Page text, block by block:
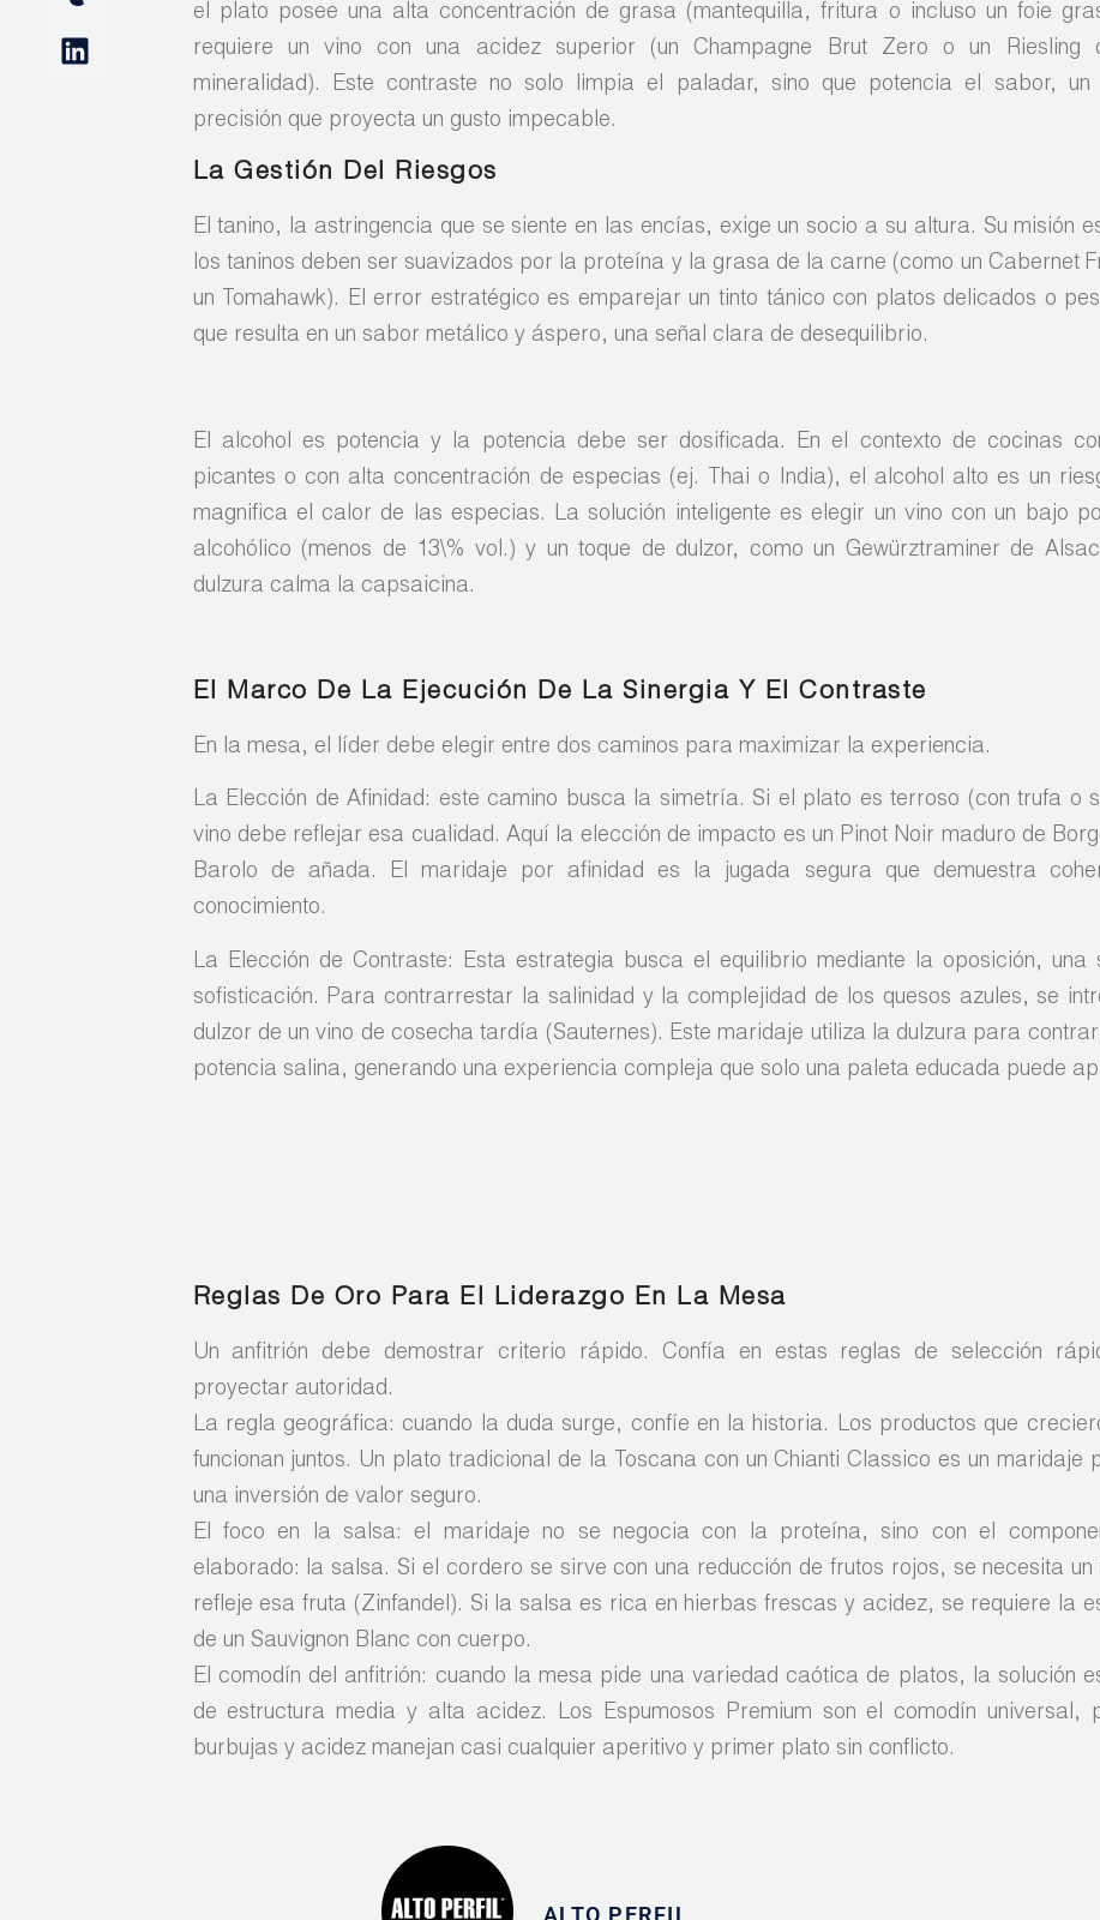
el plato posee una alta concentración de grasa (mantequilla, fritura o incluso un foie
requiere un vino con una acidez superior (un Champagne Brut Zero o un Riesling
mineralidad). Este contraste no solo limpia el paladar, sino que potencia el sabor, un
precisión que proyecta un gusto impecable.
La Gestión Del Riesgos
El tanino, la astringencia que se siente en las encías, exige un socio a su altura. Su misión
los taninos deben ser suavizados por la proteína y la grasa de la carne (como un Cabernet
un Tomahawk). El error estratégico es emparejar un tinto tánico con platos delicados o
que resulta en un sabor metálico y áspero, una señal clara de desequilibrio.
El alcohol es potencia y la potencia debe ser dosificada. En el contexto de cocinas
picantes o con alta concentración de especias (ej. Thai o India), el alcohol alto es un
magnifica el calor de las especias. La solución inteligente es elegir un vino con un bajo
alcohólico (menos de 13\% vol.) y un toque de dulzor, como un Gewürztraminer de
dulzura calma la capsaicina.
El Marco De La Ejecución De La Sinergia Y El Contraste
En la mesa, el líder debe elegir entre dos caminos para maximizar la experiencia.
La Elección de Afinidad: este camino busca la simetría. Si el plato es terroso (con trufa o
vino debe reflejar esa cualidad. Aquí la elección de impacto es un Pinot Noir maduro de
Barolo de añada. El maridaje por afinidad es la jugada segura que demuestra
conocimiento.
La Elección de Contraste: Esta estrategia busca el equilibrio mediante la oposición, una
sofisticación. Para contrarrestar la salinidad y la complejidad de los quesos azules, se
dulzor de un vino de cosecha tardía (Sauternes). Este maridaje utiliza la dulzura para
potencia salina, generando una experiencia compleja que solo una paleta educada puede
Reglas De Oro Para El Liderazgo En La Mesa
Un anfitrión debe demostrar criterio rápido. Confía en estas reglas de selección
proyectar autoridad.
La regla geográfica: cuando la duda surge, confíe en la historia. Los productos que
funcionan juntos. Un plato tradicional de la Toscana con un Chianti Classico es un maridaje
una inversión de valor seguro.
El foco en la salsa: el maridaje no se negocia con la proteína, sino con el
elaborado: la salsa. Si el cordero se sirve con una reducción de frutos rojos, se necesita un
refleje esa fruta (Zinfandel). Si la salsa es rica en hierbas frescas y acidez, se requiere la
de un Sauvignon Blanc con cuerpo.
El comodín del anfitrión: cuando la mesa pide una variedad caótica de platos, la solución
de estructura media y alta acidez. Los Espumosos Premium son el comodín universal,
burbujas y acidez manejan casi cualquier aperitivo y primer plato sin conflicto.
ALTO PERFIL